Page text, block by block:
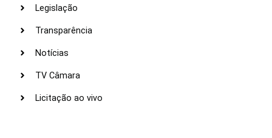
Legislação
Transparência
Notícias
TV Câmara
Licitação ao vivo